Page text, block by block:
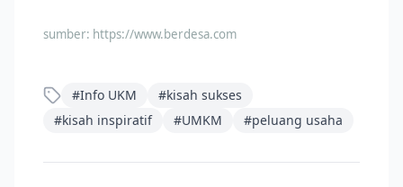
sumber: https://www.berdesa.com
#Info UKM #kisah sukses
#kisah inspiratif #UMKM #peluang usaha